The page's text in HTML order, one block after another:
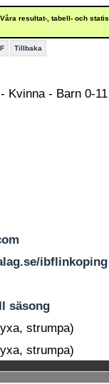
resultat-, tabell- och
Tillbaka
Kvinna - Barn 0-
ibflinkoping
säsong
strumpa)
strumpa)